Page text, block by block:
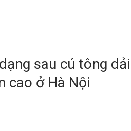
sau cú tông
cao ở Hà Nội